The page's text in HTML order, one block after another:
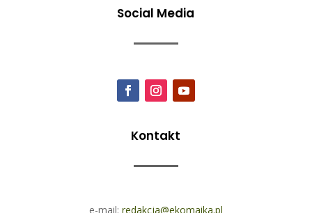
Social Media
Kontakt
e-mail: redakcja@ekomaika.pl